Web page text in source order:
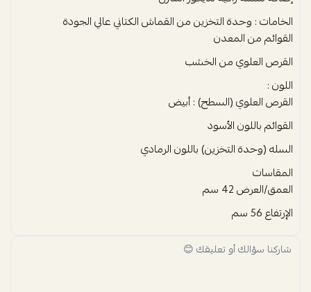
الخامات : وحدة التخزين من القماش الكتاني عالي الجودة
القوائم من المعدن
القرص العلوي من الخشب
اللون :
القرص العلوي (السطح) : أبيض
القوائم باللون الأسود
السله (وحدة التخزين) باللون الرمادي
المقاسات
العمق/العرض 42 سم
الإرتفاع 56 سم